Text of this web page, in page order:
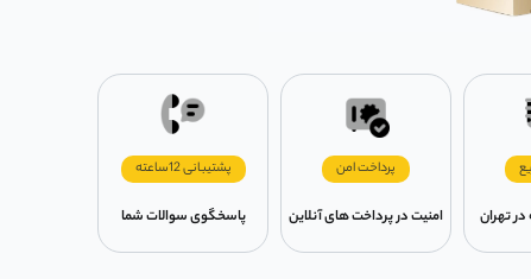
پرداخت امن
امنیت در پرداخت های آنلاین
پشتیبانی 12ساعته
پاسخگوی سوالات شما